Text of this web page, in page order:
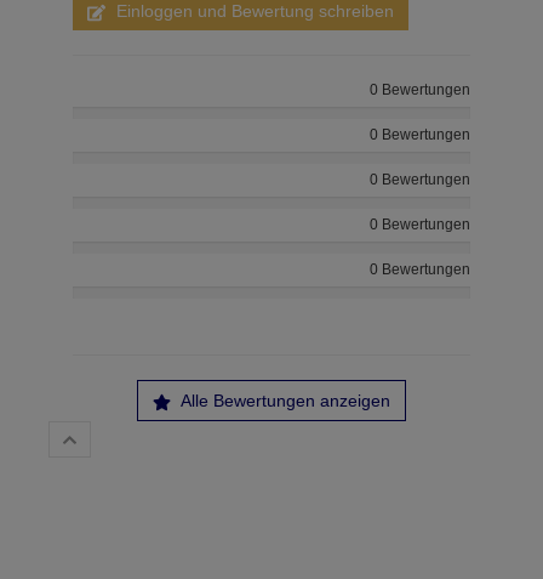
Einloggen und Bewertung schreiben
0 Bewertungen
0 Bewertungen
0 Bewertungen
0 Bewertungen
0 Bewertungen
Alle Bewertungen anzeigen